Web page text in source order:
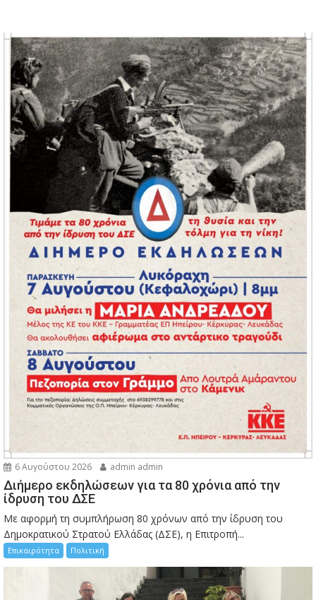
6 Αυγούστου 2026 admin admin
Διήμερο εκδηλώσεων για τα 80 χρόνια από την
ίδρυση του ΔΣΕ
Με αφορμή τη συμπλήρωση 80 χρόνων από την ίδρυση του
Δημοκρατικού Στρατού Ελλάδας (ΔΣΕ), η Επιτροπή...
Επικαιρότητα Πολιτική